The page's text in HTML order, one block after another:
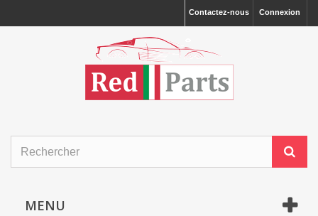
Connexion
Contactez-nous
MENU